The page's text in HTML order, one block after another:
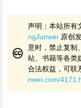
声明：本站所有
ngJunwei 原创
意时，禁止复制
站、书籍等各类
合法权益，可联
nwei.com/